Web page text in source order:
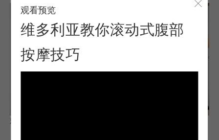
观看预览
维多利亚教你滚动式腹部
按摩技巧
观察与学习